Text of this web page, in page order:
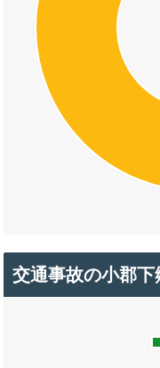
交通事故の小郡